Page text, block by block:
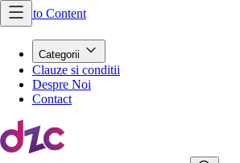
Skip to Content
Categorii
Clauze si conditii
Despre Noi
Contact